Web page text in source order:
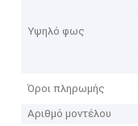
Υψηλό φως
Όροι πληρωμής
Αριθμό μοντέλου